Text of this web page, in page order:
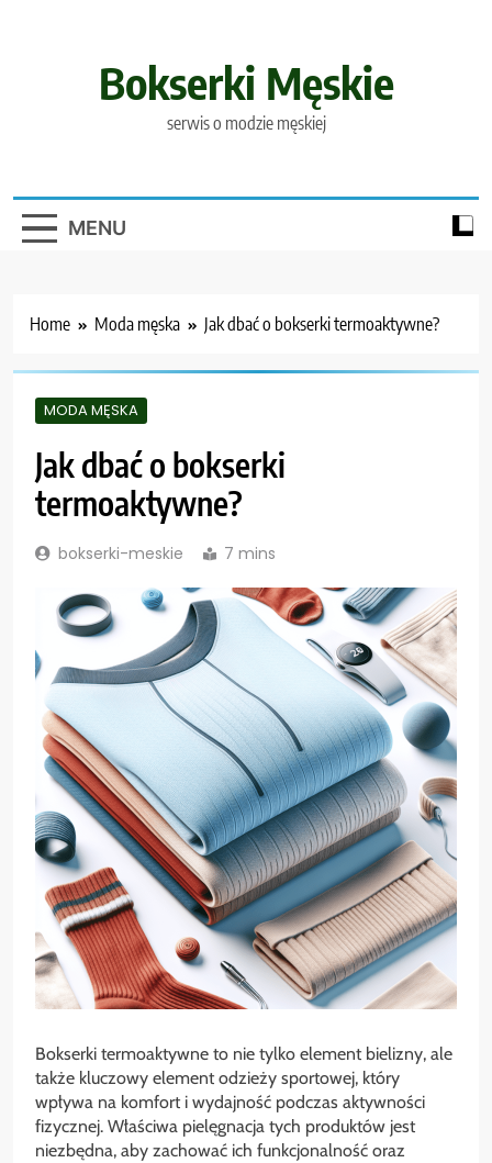
Bokserki Męskie
serwis o modzie męskiej
MENU
Home Moda męska Jak dbać o bokserki termoaktywne?
MODA MĘSKA
Jak dbać o bokserki
termoaktywne?
bokserki-meskie 7 mins
Bokserki termoaktywne to nie tylko element bielizny, ale
także kluczowy element odzieży sportowej, który
wpływa na komfort i wydajność podczas aktywności
fizycznej. Właściwa pielęgnacja tych produktów jest
niezbędna, aby zachować ich funkcjonalność oraz